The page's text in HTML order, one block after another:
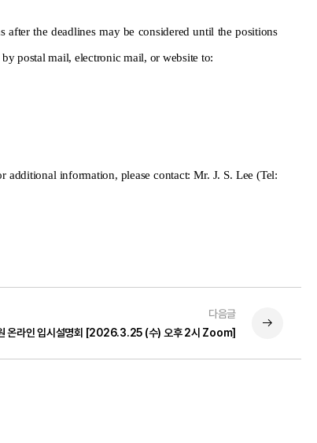
the deadlines may be considered until the positions
postal mail, electronic mail, or website to:
information, please contact: Mr. J. S. Lee (Tel:
다음글
온라인 입시설명회 [2026.3.25 (수) 오후 2시 Zoom]